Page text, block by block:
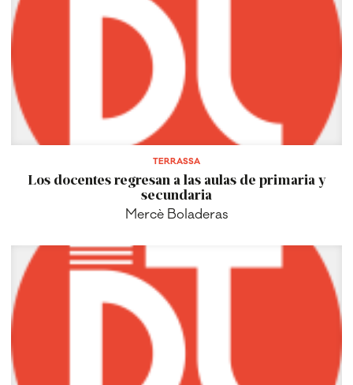
TERRASSA
Los docentes regresan a las aulas de primaria y
secundaria
Mercè Boladeras